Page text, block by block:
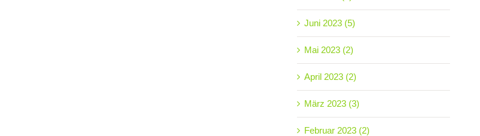
Juni 2023 (5)
Mai 2023 (2)
April 2023 (2)
März 2023 (3)
Februar 2023 (2)